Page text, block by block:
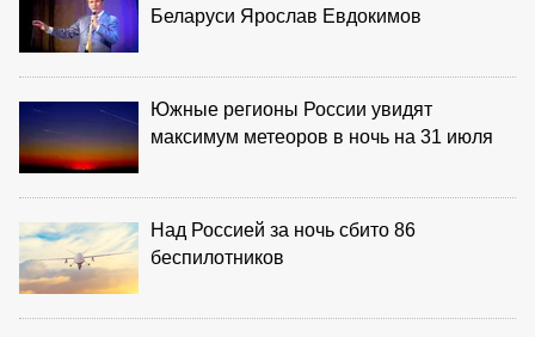
Беларуси Ярослав Евдокимов
Южные регионы России увидят
максимум метеоров в ночь на 31 июля
Над Россией за ночь сбито 86
беспилотников